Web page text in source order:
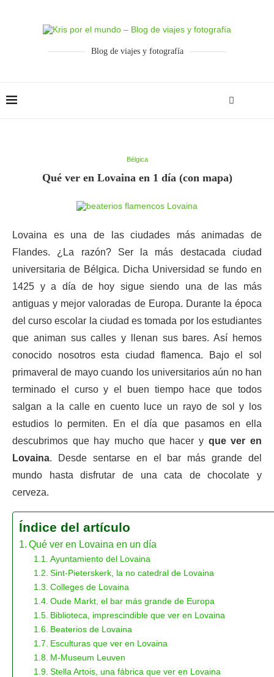
Blog de viajes y fotografía
Bélgica
Qué ver en Lovaina en 1 día (con mapa)
Lovaina es una de las ciudades más animadas de
Flandes. ¿La razón? Ser la más destacada ciudad
universitaria de Bélgica. Dicha Universidad se fundo en
1425 y a día de hoy sigue siendo una de las más
antiguas y mejor valoradas de Europa. Durante la época
del curso escolar la ciudad es tomada por los estudiantes
que animan sus calles y llenan sus bares. Así hemos
conocido nosotros esta ciudad flamenca. Bajo el sol
primaveral de mayo cuando los universitarios aún no han
terminado el curso y el buen tiempo hace que todos
salgan a la calle en cuento luce un rayo de sol y los
estudios lo permiten. En el día que pasamos en ella
descubrimos que hay mucho que hacer y que ver en
Lovaina. Desde sentarse en el bar más grande del
mundo hasta disfrutar de una cata de chocolate y
cerveza.
Índice del artículo
Qué ver en Lovaina en un día
Ayuntamiento del Lovaina
Sint-Pieterskerk, la no catedral de Lovaina
Colleges de Lovaina
Oude Markt, el bar más grande de Europa
Biblioteca, imprescindible que ver en Lovaina
Beaterios de Lovaina
Esculturas que ver en Lovaina
M-Museum Leuven
Stella Artois, una fábrica que ver en Lovaina